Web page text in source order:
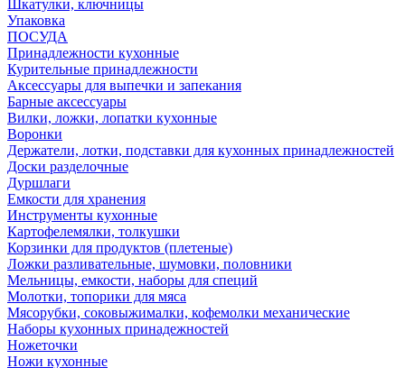
Шкатулки, ключницы
Упаковка
ПОСУДА
Принадлежности кухонные
Курительные принадлежности
Аксессуары для выпечки и запекания
Барные аксессуары
Вилки, ложки, лопатки кухонные
Воронки
Держатели, лотки, подставки для кухонных принадлежностей
Доски разделочные
Дуршлаги
Емкости для хранения
Инструменты кухонные
Картофелемялки, толкушки
Корзинки для продуктов (плетеные)
Ложки разливательные, шумовки, половники
Мельницы, емкости, наборы для специй
Молотки, топорики для мяса
Мясорубки, соковыжималки, кофемолки механические
Наборы кухонных принадежностей
Ножеточки
Ножи кухонные